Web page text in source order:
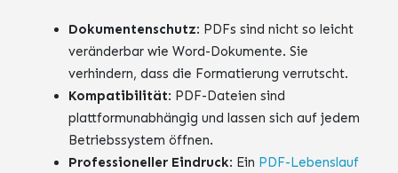
Dokumentenschutz: PDFs sind nicht so leicht
veränderbar wie Word-Dokumente. Sie
verhindern, dass die Formatierung verrutscht.
Kompatibilität: PDF-Dateien sind
plattformunabhängig und lassen sich auf jedem
Betriebssystem öffnen.
Professioneller Eindruck: Ein PDF-Lebenslauf